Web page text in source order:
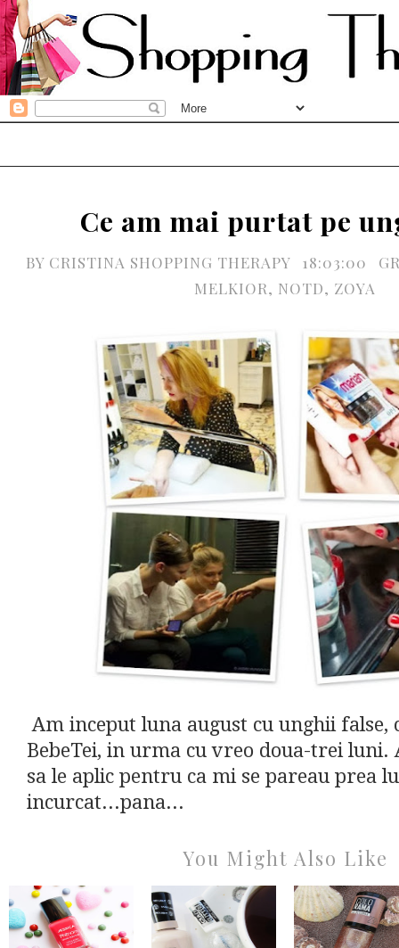
Ce am mai purtat pe
BY CRISTINA SHOPPING THERAPY 18:03:00
MELKIOR, NOTD, ZOYA
Am inceput luna august cu unghii false,
BebeTei, in urma cu vreo doua-trei luni.
sa le aplic pentru ca mi se pareau prea
incurcat...pana...
You Might Also Like